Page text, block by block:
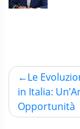
по
Le
in Italia:
Opportunità